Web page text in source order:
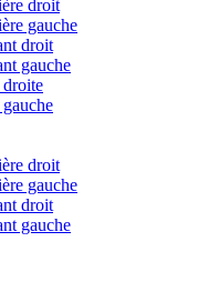
droit
gauche
droit
gauche
droite
droit
gauche
droit
gauche